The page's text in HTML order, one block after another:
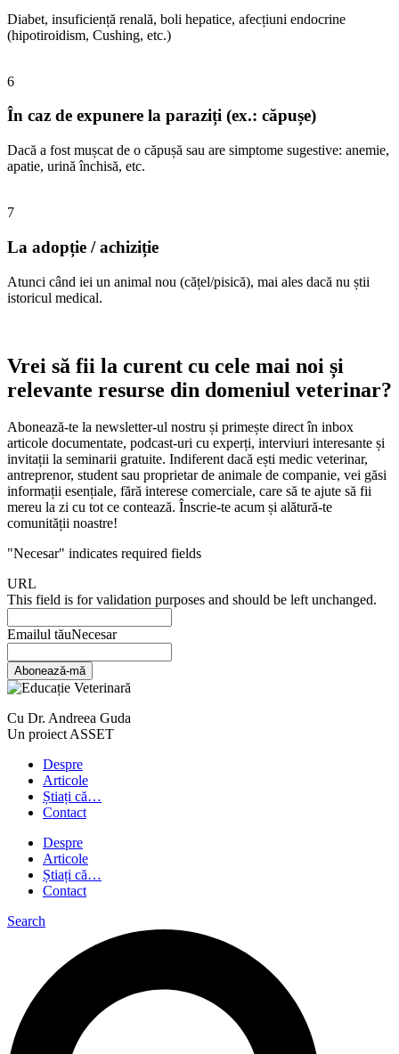
Diabet, insuficiență renală, boli hepatice, afecțiuni endocrine
(hipotiroidism, Cushing, etc.)
6
În caz de expunere la paraziți (ex.: căpușe)
Dacă a fost mușcat de o căpușă sau are simptome sugestive: anemie,
apatie, urină închisă, etc.
7
La adopție / achiziție
Atunci când iei un animal nou (cățel/pisică), mai ales dacă nu știi
istoricul medical.
Vrei să fii la curent cu cele mai noi și
relevante resurse din domeniul veterinar?
Abonează-te la newsletter-ul nostru și primește direct în inbox
articole documentate, podcast-uri cu experți, interviuri interesante și
invitații la seminarii gratuite. Indiferent dacă ești medic veterinar,
antreprenor, student sau proprietar de animale de companie, vei găsi
informații esențiale, fără interese comerciale, care să te ajute să fii
mereu la zi cu tot ce contează. Înscrie-te acum și alătură-te
comunității noastre!
"Necesar" indicates required fields
URL
This field is for validation purposes and should be left unchanged.
Emailul tăuNecesar
Abonează-mă
Cu Dr. Andreea Guda
Un proiect ASSET
Despre
Articole
Știați că…
Contact
Despre
Articole
Știați că…
Contact
Search